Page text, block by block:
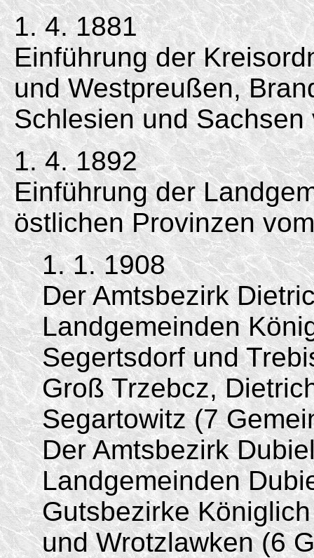
1. 4. 1881
Einführung der
und Westpreußen,
Schlesien und
1. 4. 1892
Einführung der
östlichen Provinzen
1. 1. 1908
Der Amtsbezirk
Landgemeinden
Segertsdorf und
Groß Trzebcz,
Segartowitz (7
Der Amtsbezirk
Landgemeinden
Gutsbezirke
und Wrotzlawken (6